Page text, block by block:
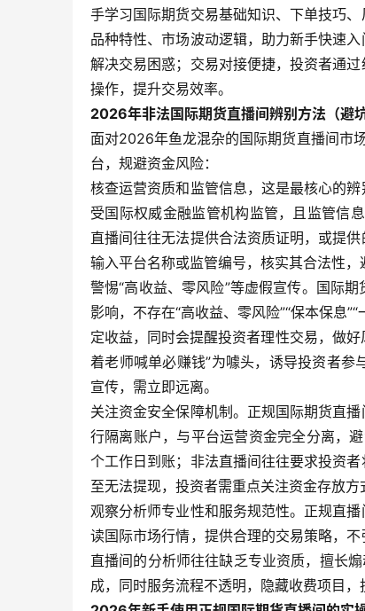
手学习国际期货交易基础知识、下单技巧
品种特性、市场波动逻辑，助力新手快速
解决交易困惑；交易对接便捷，投资者通
操作，提升交易效率。
2026年非法国际期货直播间辨别方法（避坑
面对2026年鱼龙混杂的国际期货直播间市
台，规避资金风险：
核查运营资质和监管信息，这是最核心的
受国际权威金融监管机构监管，且监管信
直播间往往无法提供合法资质证明，或提
输入平台名称或监管编号，核实其合法性，
警惕“高收益、零风险”等虚假宣传。国际
影响，不存在“高收益、零风险”“保本保息
定收益，同时会提醒投资者理性交易，做
着老师喊单必赚钱”为噱头，诱导投资者
宣传，需立即远离。
关注资金安全保障机制。正规国际期货直
行隔离账户，与平台运营资金完全分离，
个工作日到账；非法直播间往往要求投资
至无法提现，投资者需重点关注资金存放方
观察分析师专业性和服务规范性。正规直
读国际市场行情，提供合理的交易策略，
直播间的分析师往往缺乏专业资质，擅长
成，同时服务流程不透明，隐藏收费项目